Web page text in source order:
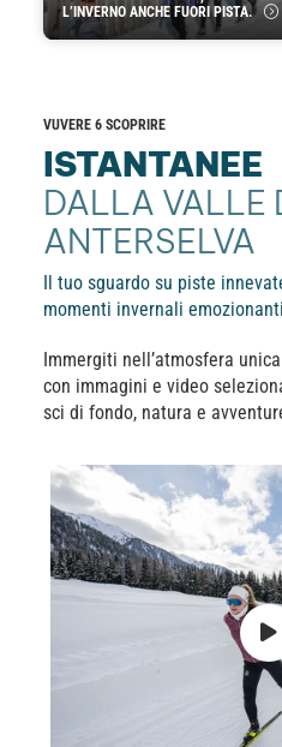
L’INVERNO ANCHE FUORI PISTA.
VUVERE 6 SCOPRIRE
ISTANTANEE
DALLA VALLE
ANTERSELVA
Il tuo sguardo su piste
momenti invernali
Immergiti nell’atmosfera
con immagini e video
sci di fondo, natura e